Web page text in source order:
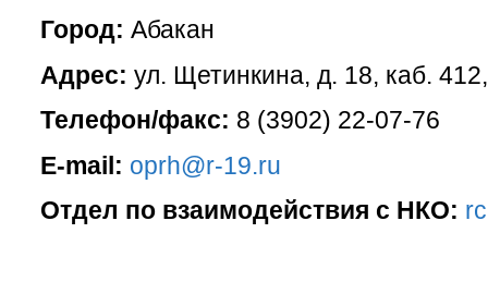
Город: Абакан
Адрес: ул. Щетинкина, д. 18, каб.
Телефон/факс: 8 (3902) 22-07-76
E-mail: oprh@r-19.ru
Отдел по взаимодействия с НКО: